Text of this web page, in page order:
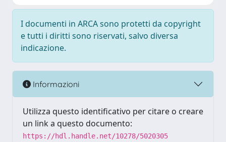
I documenti in ARCA sono protetti da copyright
e tutti i diritti sono riservati, salvo diversa
indicazione.
Informazioni
Utilizza questo identificativo per citare o creare
un link a questo documento:
https://hdl.handle.net/10278/5020305